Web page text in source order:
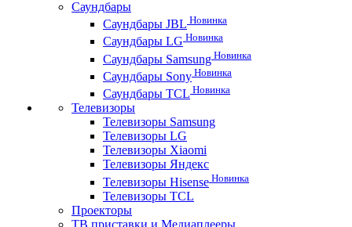
Саундбары
Саундбары JBL Новинка
Саундбары LG Новинка
Саундбары Samsung Новинка
Саундбары Sony Новинка
Саундбары TCL Новинка
Телевизоры
Телевизоры Samsung
Телевизоры LG
Телевизоры Xiaomi
Телевизоры Яндекс
Телевизоры Hisense Новинка
Телевизоры TCL
Проекторы
ТВ приставки и Медиаплееры